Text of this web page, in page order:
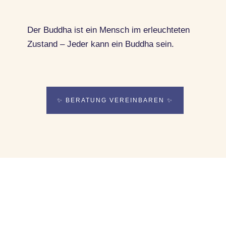
Der Buddha ist ein Mensch im erleuchteten
Zustand – Jeder kann ein Buddha sein.
✨ BERATUNG VEREINBAREN ✨